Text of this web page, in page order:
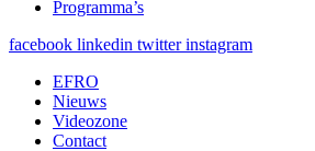
Programma’s
facebook linkedin twitterinstagram
EFRO
Nieuws
Videozone
Contact